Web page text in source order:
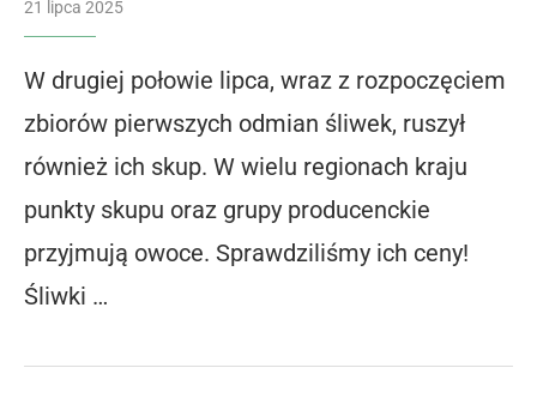
21 lipca 2025
W drugiej połowie lipca, wraz z rozpoczęciem
zbiorów pierwszych odmian śliwek, ruszył
również ich skup. W wielu regionach kraju
punkty skupu oraz grupy producenckie
przyjmują owoce. Sprawdziliśmy ich ceny!
Śliwki …